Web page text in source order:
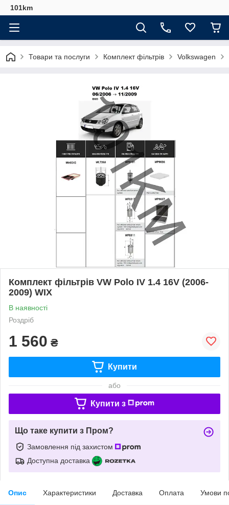
101km
Товари та послуги Комплект фільтрів Volkswagen
Комплект фільтрів VW Polo IV 1.4 16V (2006-
2009) WIX
В наявності
Роздріб
1 560 ₴
Купити
або
Купити з
Що таке купити з Пром?
Замовлення під захистом
Доступна доставка
Опис Характеристики Доставка Оплата Умови